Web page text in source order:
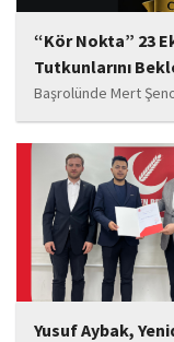
“Kör Nokta” 23
Tutkunlarını
Başrolünde Mert
Esma Kıyanç, Ayşe
Sema Yaldıran, Sıla
oyuncu Görkem
Yusuf Aybak,